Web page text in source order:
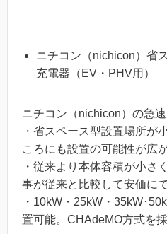
ニチコン（nichicon）省
充電器（EV・PHV用）
ニチコン（nichicon）の急
・省スペース型設置場所が
ころにも設置の可能性が広
・従来より本体容積が小さ
事が従来と比較して安価に
・10kW・25kW・35kW･
置可能。CHAdeMO方式を採